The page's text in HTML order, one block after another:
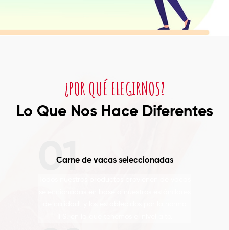
¿POR QUÉ ELEGIRNOS?
Lo Que Nos Hace Diferentes
Carne de vacas seleccionadas